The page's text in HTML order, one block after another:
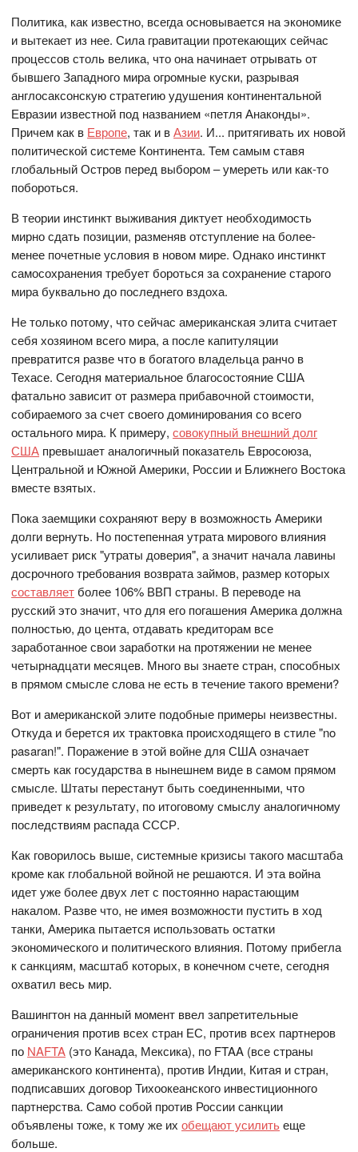
Политика, как известно, всегда основывается на экономике
и вытекает из нее. Сила гравитации протекающих сейчас
процессов столь велика, что она начинает отрывать от
бывшего Западного мира огромные куски, разрывая
англосаксонскую стратегию удушения континентальной
Евразии известной под названием «петля Анаконды».
Причем как в Европе, так и вАзии. И... притягивать их новой
политической системе Континента. Тем самым ставя
глобальный Остров перед выбором – умереть или как-то
побороться.
В теории инстинкт выживания диктует необходимость
мирно сдать позиции, разменяв отступление на более-
менее почетные условия в новом мире. Однако инстинкт
самосохранения требует бороться за сохранение старого
мира буквально до последнего вздоха.
Не только потому, что сейчас американская элита считает
себя хозяином всего мира, а после капитуляции
превратится разве что в богатого владельца ранчо в
Техасе. Сегодня материальное благосостояние США
фатально зависит от размера прибавочной стоимости,
собираемого за счет своего доминирования со всего
остального мира. К примеру,совокупный внешний долг
США превышает аналогичный показатель Евросоюза,
Центральной и Южной Америки, России и Ближнего Востока
вместе взятых.
Пока заемщики сохраняют веру в возможность Америки
долги вернуть. Но постепенная утрата мирового влияния
усиливает риск "утраты доверия", а значит начала лавины
досрочного требования возврата займов, размер которых
составляетболее 106% ВВП страны. В переводе на
русский это значит, что для его погашения Америка должна
полностью, до цента, отдавать кредиторам все
заработанное свои заработки на протяжении не менее
четырнадцати месяцев. Много вы знаете стран, способных
в прямом смысле слова не есть в течение такого времени?
Вот и американской элите подобные примеры неизвестны.
Откуда и берется их трактовка происходящего в стиле "no
pasaran!". Поражение в этой войне для США означает
смерть как государства в нынешнем виде в самом прямом
смысле. Штаты перестанут быть соединенными, что
приведет к результату, по итоговому смыслу аналогичному
последствиям распада СССР.
Как говорилось выше, системные кризисы такого масштаба
кроме как глобальной войной не решаются. И эта война
идет уже более двух лет с постоянно нарастающим
накалом. Разве что, не имея возможности пустить в ход
танки, Америка пытается использовать остатки
экономического и политического влияния. Потому прибегла
к санкциям, масштаб которых, в конечном счете, сегодня
охватил весь мир.
Вашингтон на данный момент ввел запретительные
ограничения против всех стран ЕС, против всех партнеров
по NAFTA (это Канада, Мексика), по FTAA (все страны
американского континента), против Индии, Китая и стран,
подписавших договор Тихоокеанского инвестиционного
партнерства. Само собой против России санкции
объявлены тоже, к тому же ихобещают усилитьеще
больше.